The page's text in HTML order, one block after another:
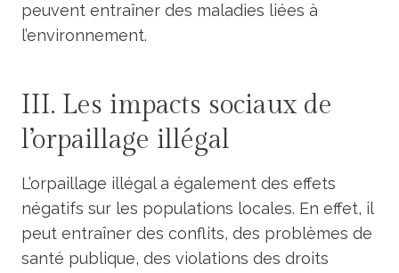
peuvent entraîner des maladies liées à
l’environnement.
III. Les impacts sociaux de
l’orpaillage illégal
L’orpaillage illégal a également des effets
négatifs sur les populations locales. En effet, il
peut entraîner des conflits, des problèmes de
santé publique, des violations des droits